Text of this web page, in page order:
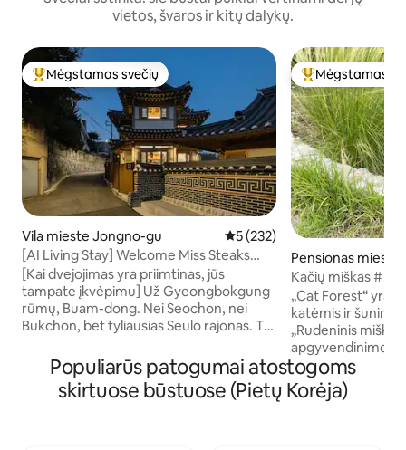
vietos, švaros ir kitų dalykų.
Svečių mėgstamiausias
Mėgstamas svečių
Vila mieste Jongno-gu Vidutinis įvertinimas: 5 iš 5,
5 (232)
[AI Living Stay] Welcome Miss Steaks
House – atskiras hanok namas Buam-
dong, Jongno
[Kai dvejojimas yra priimtinas, jūs
tampate įkvėpimu] Už Gyeongbokgung
rūmų, Buam-dong. Nei Seochon, nei
Bukchon, bet tyliausias Seulo rajonas. To
namas. Vieta, kurioje apsistojo
Anpyeongdaegun, Joseono princas. Be
tų penkių šimtų metų, čerpės stogas ir
Svečių
Mėgstamas
Pensionas mieste
-gun
Kačių miškas #
viešnagė #
Privati kepsnių
„Cat Forest“ yra
katėmis ir šunimi. ***Konkrečiai,
„Rudeninis
apgyvendinimo
apsistoti su
tiems, kurie
(priklausomai
Populiarūs patogumai atostogoms
skirtuose būstuose (Pietų Korėja)